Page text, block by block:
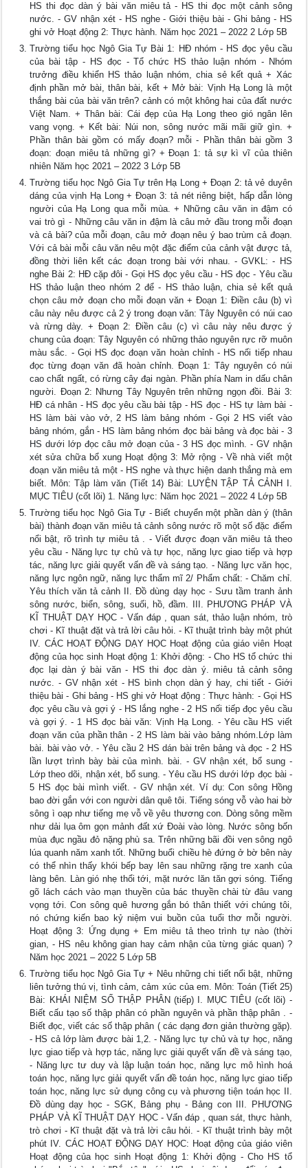
HS thi đọc dàn ý bài văn miêu tả - HS thi đọc một cảnh sông
nước. - GV nhận xét - HS nghe - Giới thiệu bài - Ghi bảng - HS
ghi vở Hoạt động 2: Thực hành. Năm học 2021 – 2022 2 Lớp 5B
Trường tiểu học Ngô Gia Tự Bài 1: HĐ nhóm - HS đọc yêu cầu
của bài tập - HS đọc - Tổ chức HS thảo luận nhóm - Nhóm
trưởng điều khiển HS thảo luận nhóm, chia sẻ kết quả + Xác
định phần mở bài, thân bài, kết + Mở bài: Vịnh Hạ Long là một
thắng bài của bài văn trên? cảnh có một không hai của đất nước
Việt Nam. + Thân bài: Cái đẹp của Hạ Long theo gió ngân lên
vang vọng. + Kết bài: Núi non, sông nước mãi mãi giữ gìn. +
Phần thân bài gồm có mấy đoạn? mỗi - Phần thân bài gồm 3
đoạn: đoạn miêu tả những gì? + Đoạn 1: tả sự kì vĩ của thiên
nhiên Năm học 2021 – 2022 3 Lớp 5B
Trường tiểu học Ngô Gia Tự trên Hạ Long + Đoạn 2: tả vẻ duyên
dáng của vịnh Hạ Long + Đoạn 3: tả nét riêng biệt, hấp dẫn lòng
người của Hạ Long qua mỗi mùa. + Những câu văn in đậm có
vai trò gì - Những câu văn in đậm là câu mở đầu trong mỗi đoạn
và cả bài? của mỗi đoạn, câu mở đoạn nêu ý bao trùm cả đoạn.
Với cả bài mỗi câu văn nêu một đặc điểm của cảnh vật được tả,
đồng thời liên kết các đoạn trong bài với nhau. - GVKL: - HS
nghe Bài 2: HĐ cặp đôi - Gọi HS đọc yêu cầu - HS đọc - Yêu cầu
HS thảo luận theo nhóm 2 để - HS thảo luận, chia sẻ kết quả
chọn câu mở đoạn cho mỗi đoạn văn + Đoạn 1: Điền câu (b) vì
câu này nêu được cả 2 ý trong đoạn văn: Tây Nguyên có núi cao
và rừng dày. + Đoạn 2: Điền câu (c) vì câu này nêu được ý
chung của đoạn: Tây Nguyên có những thảo nguyên rực rỡ muôn
màu sắc. - Gọi HS đọc đoạn văn hoàn chỉnh - HS nối tiếp nhau
đọc từng đoạn văn đã hoàn chỉnh. Đoạn 1: Tây nguyên có núi
cao chất ngất, có rừng cây đại ngàn. Phần phía Nam in dấu chân
người. Đoạn 2: Nhưng Tây Nguyên trên những ngọn đồi. Bài 3:
HĐ cá nhân - HS đọc yêu cầu bài tập - HS đọc - HS tự làm bài -
HS làm bài vào vở, 2 HS làm bảng nhóm - Gọi 2 HS viết vào
bảng nhóm, gắn - HS làm bảng nhóm đọc bài bảng và đọc bài - 3
HS dưới lớp đọc câu mở đoạn của - 3 HS đọc mình. - GV nhận
xét sửa chữa bổ xung Hoạt động 3: Mở rộng - Về nhà viết một
đoạn văn miêu tả một - HS nghe và thực hiện danh thắng mà em
biết. Môn: Tập làm văn (Tiết 14) Bài: LUYỆN TẬP TẢ CẢNH I.
MỤC TIÊU (cốt lõi) 1. Năng lực: Năm học 2021 – 2022 4 Lớp 5B
Trường tiểu học Ngô Gia Tự - Biết chuyển một phần dàn ý (thân
bài) thành đoạn văn miêu tả cảnh sông nước rõ một số đặc điểm
nổi bật, rõ trình tự miêu tả . - Viết được đoạn văn miêu tả theo
yêu cầu - Năng lực tự chủ và tự học, năng lực giao tiếp và hợp
tác, năng lực giải quyết vấn đề và sáng tạo. - Năng lực văn học,
năng lực ngôn ngữ, năng lực thẩm mĩ 2/ Phẩm chất: - Chăm chỉ.
Yêu thích văn tả cảnh II. Đồ dùng dạy học - Sưu tầm tranh ảnh
sông nước, biển, sông, suối, hồ, đầm. III. PHƯƠNG PHÁP VÀ
KĨ THUẬT DẠY HỌC - Vấn đáp , quan sát, thảo luận nhóm, trò
chơi - Kĩ thuật đặt và trả lời câu hỏi. - Kĩ thuật trình bày một phút
IV. CÁC HOẠT ĐỘNG DẠY HỌC Hoạt động của giáo viên Hoạt
động của học sinh Hoạt động 1: Khởi động: - Cho HS tổ chức thi
đọc lại dàn ý bài văn - HS thi đọc dàn ý. miêu tả cảnh sông
nước. - GV nhận xét - HS bình chọn dàn ý hay, chi tiết - Giới
thiệu bài - Ghi bảng - HS ghi vở Hoạt động : Thực hành: - Gọi HS
đọc yêu cầu và gợi ý - HS lắng nghe - 2 HS nối tiếp đọc yêu cầu
và gợi ý. - 1 HS đọc bài văn: Vịnh Hạ Long. - Yêu cầu HS viết
đoạn văn của phần thân - 2 HS làm bài vào bảng nhóm.Lớp làm
bài. bài vào vở. - Yêu cầu 2 HS dán bài trên bảng và đọc - 2 HS
lần lượt trình bày bài của mình. bài. - GV nhận xét, bổ sung -
Lớp theo dõi, nhận xét, bổ sung. - Yêu cầu HS dưới lớp đọc bài -
5 HS đọc bài mình viết. - GV nhận xét. Ví dụ: Con sông Hồng
bao đời gắn với con người dân quê tôi. Tiếng sóng vỗ vào hai bờ
sông ì oạp như tiếng mẹ vỗ về yêu thương con. Dòng sông mềm
như dải lụa ôm gọn mảnh đất xứ Đoài vào lòng. Nước sông bốn
mùa đục ngầu đỏ nặng phù sa. Trên những bãi đồi ven sông ngô
lúa quanh năm xanh tốt. Những buổi chiều hè đứng ở bờ bên này
có thể nhìn thấy khói bếp bay lên sau những rặng tre xanh của
làng bên. Làn gió nhẹ thổi tới, mặt nước lăn tăn gợi sóng. Tiếng
gõ lách cách vào mạn thuyền của bác thuyền chài từ đâu vang
vọng tới. Con sông quê hương gắn bó thân thiết với chúng tôi,
nó chứng kiến bao kỷ niệm vui buồn của tuổi thơ mỗi người.
Hoạt động 3: Ứng dụng + Em miêu tả theo trình tự nào (thời
gian, - HS nêu không gian hay cảm nhận của từng giác quan) ?
Năm học 2021 – 2022 5 Lớp 5B
Trường tiểu học Ngô Gia Tự + Nêu những chi tiết nổi bật, những
liên tưởng thú vị, tình cảm, cảm xúc của em. Môn: Toán (Tiết 25)
Bài: KHÁI NIỆM SỐ THẬP PHÂN (tiếp) I. MỤC TIÊU (cốt lõi) -
Biết cấu tạo số thập phân có phần nguyên và phần thập phân . -
Biết đọc, viết các số thập phân ( các dạng đơn giản thường gặp).
- HS cả lớp làm được bài 1,2. - Năng lực tự chủ và tự học, năng
lực giao tiếp và hợp tác, năng lực giải quyết vấn đề và sáng tạo,
- Năng lực tư duy và lập luận toán học, năng lực mô hình hoá
toán học, năng lực giải quyết vấn đề toán học, năng lực giao tiếp
toán học, năng lực sử dụng công cụ và phương tiện toán học II.
Đồ dùng dạy học - SGK, Bảng phụ - Bảng con III. PHƯƠNG
PHÁP VÀ KĨ THUẬT DẠY HỌC - Vấn đáp , quan sát, thực hành,
trò chơi - Kĩ thuật đặt và trả lời câu hỏi. - Kĩ thuật trình bày một
phút IV. CÁC HOẠT ĐỘNG DẠY HỌC: Hoạt động của giáo viên
Hoạt động của học sinh Hoạt động 1: Khởi động - Cho HS tổ